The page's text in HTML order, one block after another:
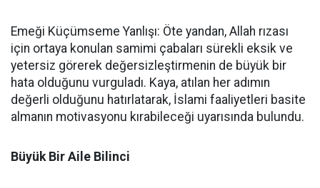
Emeği Küçümseme Yanlışı: Öte yandan, Allah rızası
için ortaya konulan samimi çabaları sürekli eksik ve
yetersiz görerek değersizleştirmenin de büyük bir
hata olduğunu vurguladı. Kaya, atılan her adımın
değerli olduğunu hatırlatarak, İslami faaliyetleri basite
almanın motivasyonu kırabileceği uyarısında bulundu.
Büyük Bir Aile Bilinci